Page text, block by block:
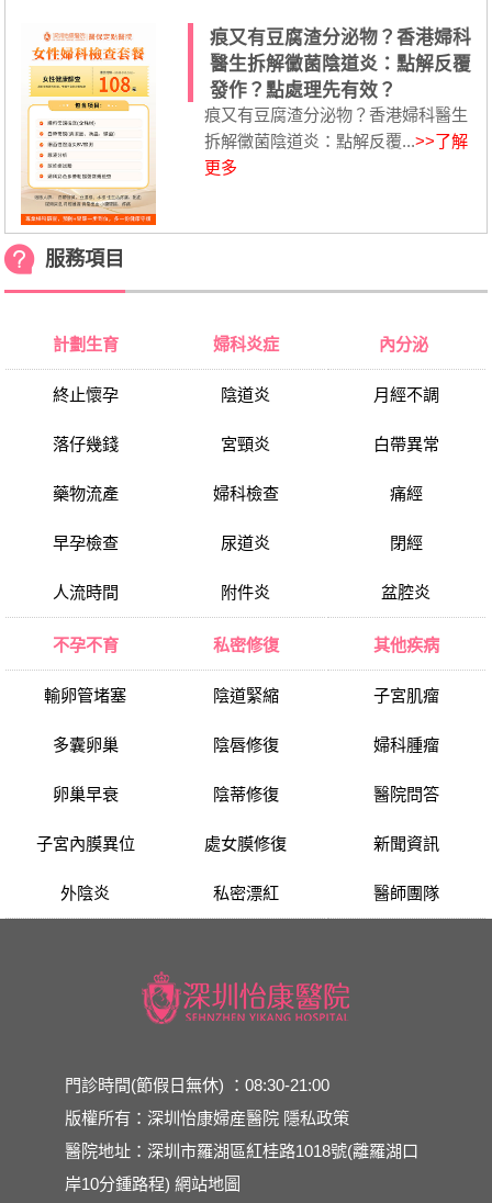
痕又有豆腐渣分泌物？香港婦科
醫生拆解黴菌陰道炎：點解反覆
發作？點處理先有效？
痕又有豆腐渣分泌物？香港婦科醫生
拆解黴菌陰道炎：點解反覆...>>了解
更多
服務項目
計劃生育
終止懷孕
落仔幾錢
藥物流產
早孕檢查
人流時間
婦科炎症
陰道炎
宮頸炎
婦科檢查
尿道炎
附件炎
內分泌
月經不調
白帶異常
痛經
閉經
盆腔炎
不孕不育
輸卵管堵塞
多囊卵巢
卵巢早衰
子宮內膜異位
外陰炎
私密修復
陰道緊縮
陰唇修復
陰蒂修復
處女膜修復
私密漂紅
其他疾病
子宮肌瘤
婦科腫瘤
醫院問答
新聞資訊
醫師團隊
門診時間(節假日無休) ：08:30-21:00
版權所有：深圳怡康婦産醫院 隱私政策
醫院地址：深圳市羅湖區紅桂路1018號(離羅湖口
岸10分鍾路程)網站地圖